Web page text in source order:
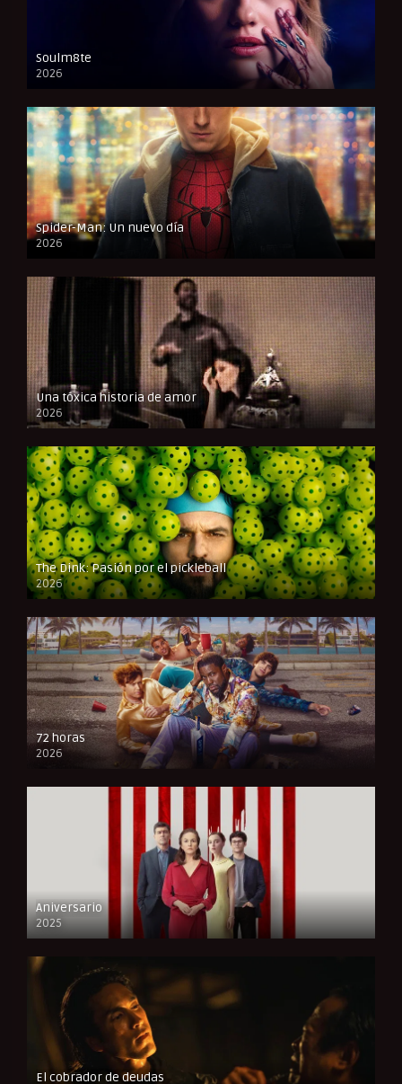
Soulm8te
2026
FULL HD
Spider-Man: Un nuevo día
2026
CAM
Una tóxica historia de amor
2026
FULL HD
The Dink: Pasión por el pickleball
2026
FULL HD
72 horas
2026
FULL HD
Aniversario
2025
FULL HD
El cobrador de deudas